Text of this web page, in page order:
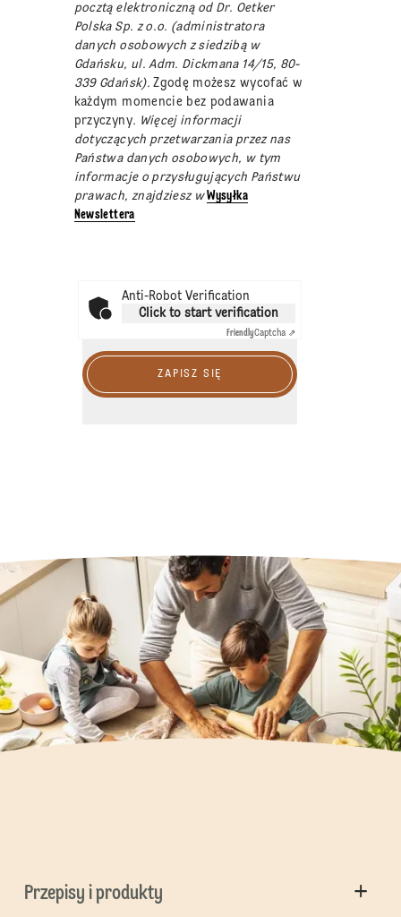
pocztą elektroniczną od Dr. Oetker
Polska Sp. z o.o. (administratora
danych osobowych z siedzibą w
Gdańsku, ul. Adm. Dickmana 14/15, 80-
339 Gdańsk).Zgodę możesz wycofać w
każdym momencie bez podawania
przyczyny. Więcej informacji
dotyczących przetwarzania przez nas
Państwa danych osobowych, w tym
informacje o przysługujących Państwu
prawach, znajdziesz wWysyłka
Newslettera
Anti-Robot Verification
Click to start verification
FriendlyCaptcha ⇗
ZAPISZ SIĘ
Przepisy i produkty